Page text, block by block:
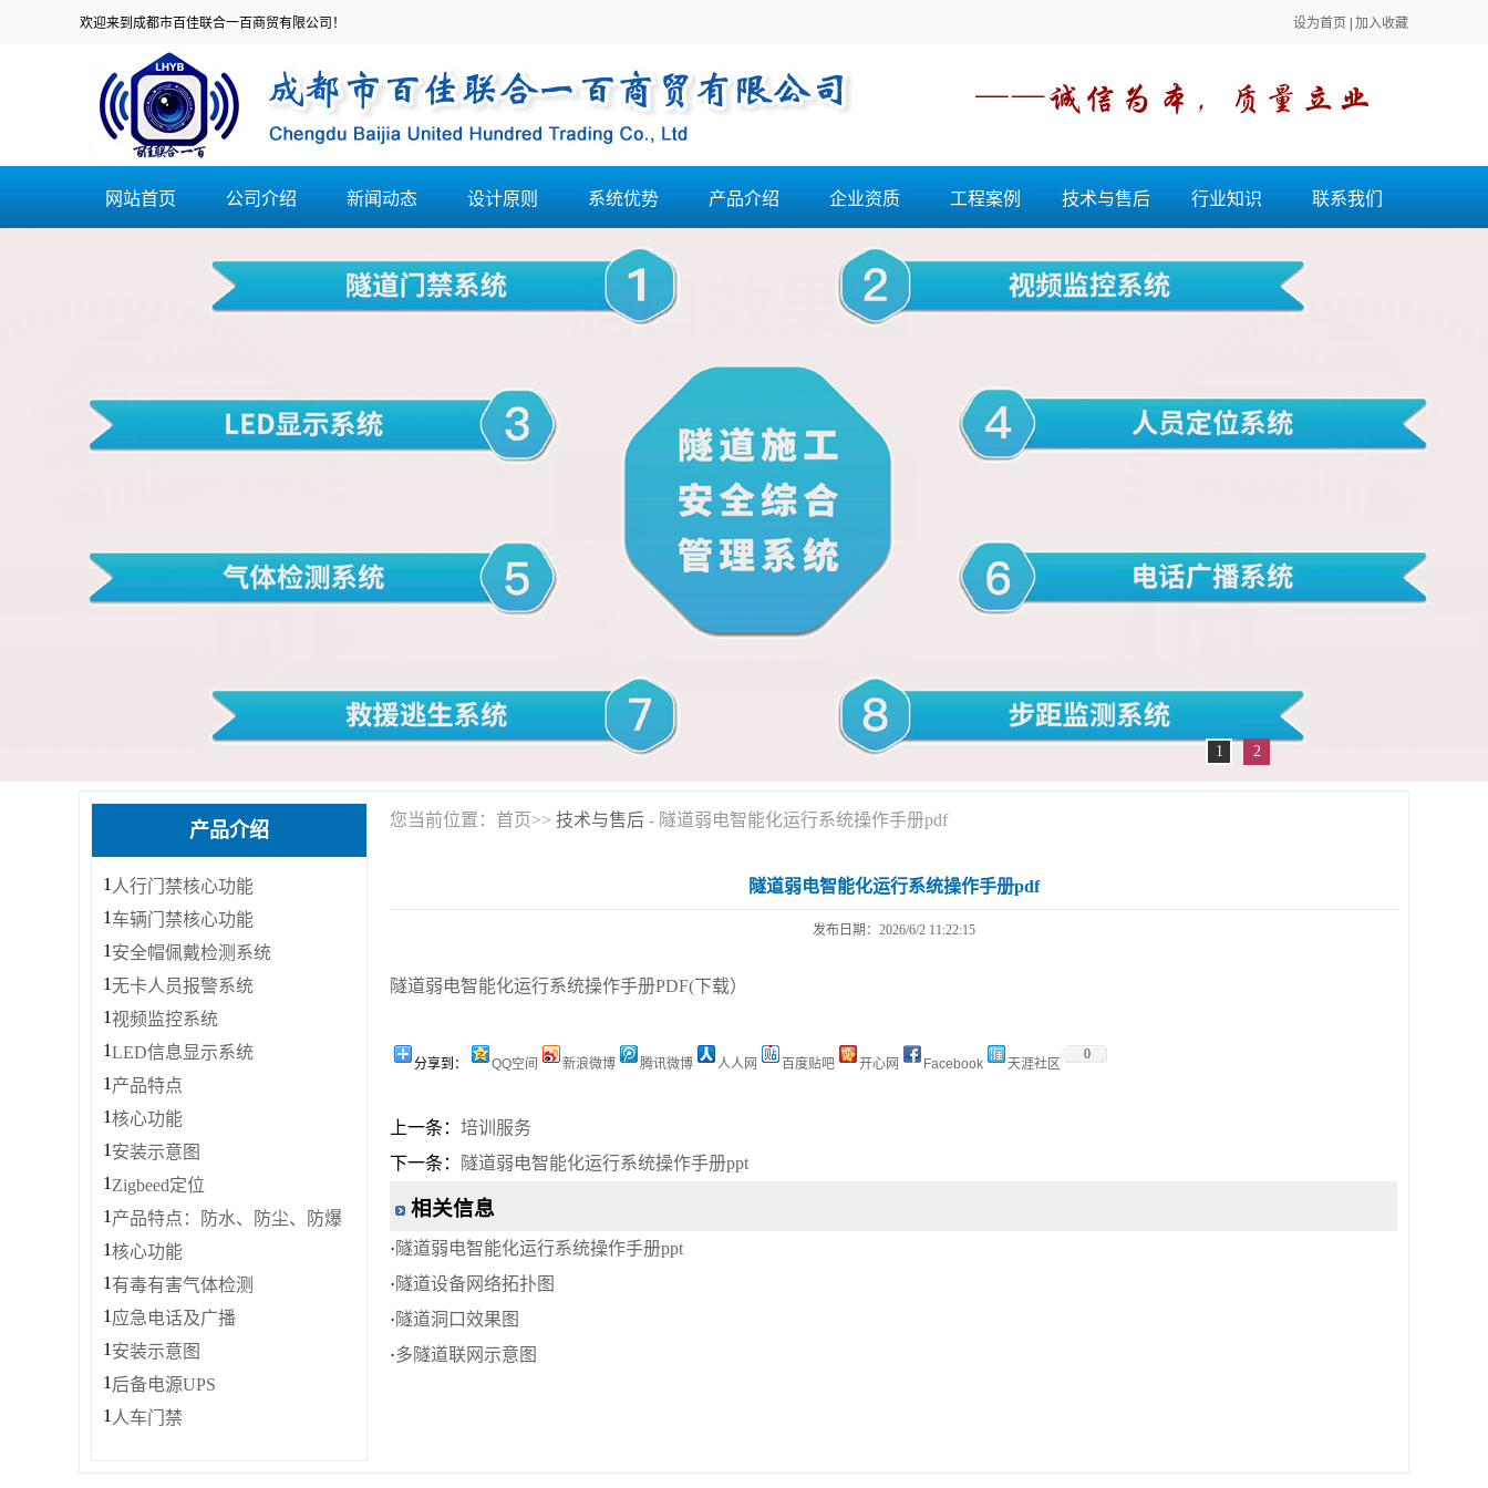
欢迎来到成都市百佳联合一百商贸有限公司！ 设为首页 加入收藏
网站首页 公司介绍 新闻动态 设计原则 系统优势 产品介绍 企业资质 工程案例 技术与售后 行业知识 联系我们
1 2
产品介绍
1 人行门禁核心功能
1 车辆门禁核心功能
1 安全帽佩戴检测系统
1无卡人员报警系统
1 视频监控系统
1LED信息显示系统
1 产品特点
1核心功能
1 安装示意图
1 Zigbeed定位
1 产品特点：防水、防尘、防爆
1核心功能
1 有毒有害气体检测
1 应急电话及广播
1 安装示意图
1 后备电源UPS
1 人车门禁
您当前位置：首页>> 技术与售后 - 隧道弱电智能化运行系统操作手册pdf
隧道弱电智能化运行系统操作手册pdf
发布日期：2026/6/2 11:22:15
隧道弱电智能化运行系统操作手册PDF(下载）
分享到： QQ空间 新浪微博 腾讯微博 人人网 百度贴吧 开心网 Facebook 天涯社区
0
上一条： 培训服务
下一条：
隧道弱电智能化运行系统操作手册ppt
相关信息
·隧道弱电智能化运行系统操作手册ppt
·隧道设备网络拓扑图
·隧道洞口效果图
·多隧道联网示意图